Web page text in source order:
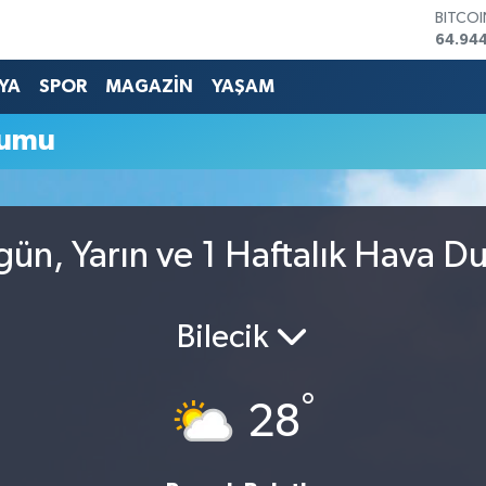
13.779
SPOR MAGAZİN YAŞAM
Yarın ve 1 Haftalık Hava
Bilecik
28°